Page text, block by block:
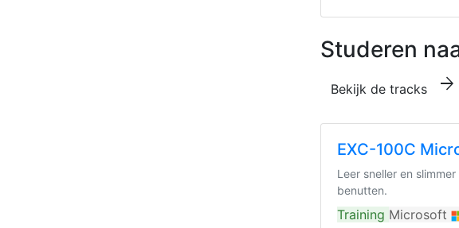
Studeren
Bekijk de tracks arrow_forward
EXC-100C
Leer sneller en
benutten.
Training Microsoft